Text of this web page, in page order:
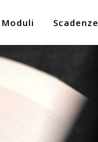
Moduli Scadenze